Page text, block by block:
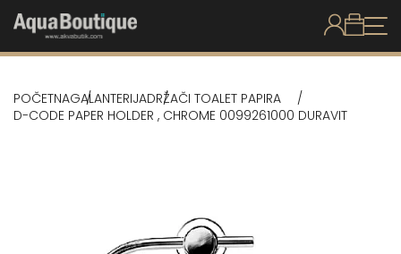
POČETNAGALANTERIJADRŽAČI TOALET PAPIRA
D-CODE PAPER HOLDER , CHROME 0099261000 DURAVIT